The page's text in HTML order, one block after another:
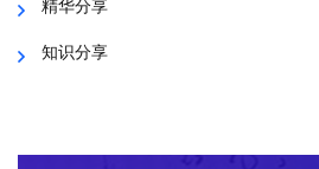
精华分享
知识分享